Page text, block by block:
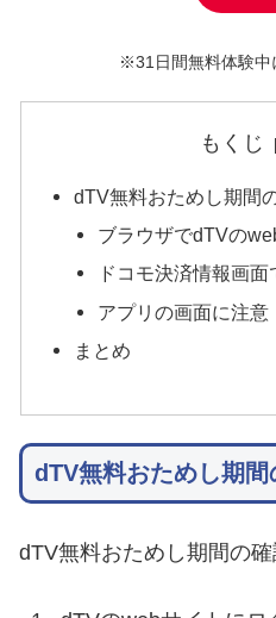
※31日間無料体験中
もくじ
dTV無料おためし期間
ブラウザでdTVの
ドコモ決済情報画
アプリの画面に注意
まとめ
dTV無料おためし期間
dTV無料おためし期間の確